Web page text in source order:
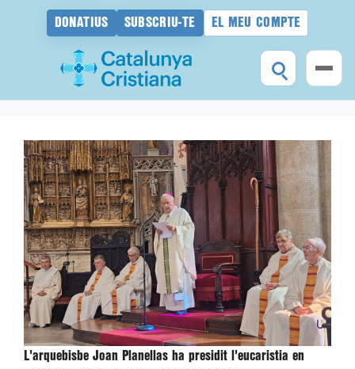
DONATIUS SUBSCRIU-TE EL MEU COMPTE
contingut
L'arquebisbe Joan Planellas ha presidit l'eucaristia en